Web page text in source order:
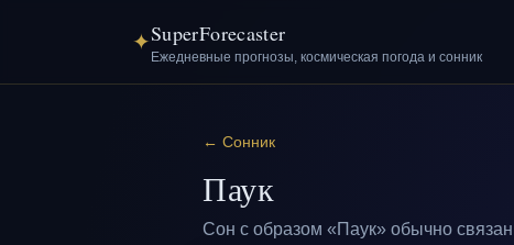
✦SuperForecaster
Ежедневные прогнозы, космическая погода и сонник
← Сонник
Паук
Сон с образом «Паук» обычно